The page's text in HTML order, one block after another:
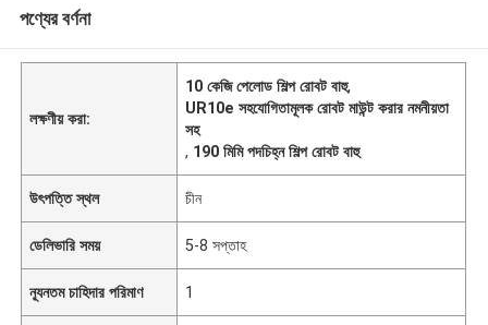
পণ্যের বর্ণনা
লক্ষণীয় করা:
10 কেজি পেলোড শিল্প রোবট বাহু,
UR10e সহযোগিতামূলক রোবট মাউন্ট করার নমনীয়তা
সহ
, 190 মিমি পদচিহ্ন শিল্প রোবট বাহু
উৎপত্তি স্থল চীন
ডেলিভারি সময় 5-8 সপ্তাহ
ন্যূনতম চাহিদার পরিমাণ 1